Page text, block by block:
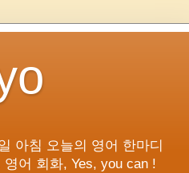
아침 오늘의 영어 한마디
어 회화, Yes, you can !